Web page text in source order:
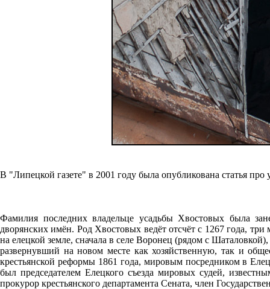
В "Липецкой газете" в 2001 году была опубликована статья про
Фамилия последних владельце усадьбы Хвостовых была
дворянских имён. Род Хвостовых ведёт отсчёт с 1267 года,
на елецкой земле, сначала в селе Воронец (рядом с
развернувший на новом месте как хозяйственную, так и
крестьянской реформы 1861 года, мировым посредником в
был председателем Елецкого съезда мировых судей,
прокурор крестьянского департамента Сената, член